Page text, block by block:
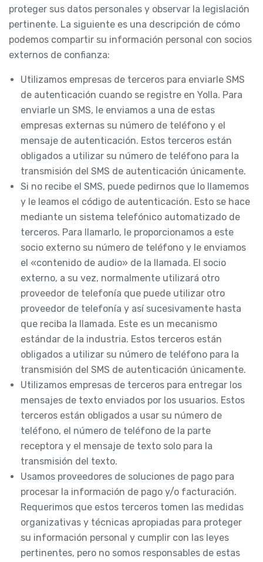
proteger sus datos personales y observar la legislación
pertinente. La siguiente es una descripción de cómo
podemos compartir su información personal con socios
externos de confianza:
Utilizamos empresas de terceros para enviarle SMS
de autenticación cuando se registre en Yolla. Para
enviarle un SMS, le enviamos a una de estas
empresas externas su número de teléfono y el
mensaje de autenticación. Estos terceros están
obligados a utilizar su número de teléfono para la
transmisión del SMS de autenticación únicamente.
Si no recibe el SMS, puede pedirnos que lo llamemos
y le leamos el código de autenticación. Esto se hace
mediante un sistema telefónico automatizado de
terceros. Para llamarlo, le proporcionamos a este
socio externo su número de teléfono y le enviamos
el «contenido de audio» de la llamada. El socio
externo, a su vez, normalmente utilizará otro
proveedor de telefonía que puede utilizar otro
proveedor de telefonía y así sucesivamente hasta
que reciba la llamada. Este es un mecanismo
estándar de la industria. Estos terceros están
obligados a utilizar su número de teléfono para la
transmisión del SMS de autenticación únicamente.
Utilizamos empresas de terceros para entregar los
mensajes de texto enviados por los usuarios. Estos
terceros están obligados a usar su número de
teléfono, el número de teléfono de la parte
receptora y el mensaje de texto solo para la
transmisión del texto.
Usamos proveedores de soluciones de pago para
procesar la información de pago y/o facturación.
Requerimos que estos terceros tomen las medidas
organizativas y técnicas apropiadas para proteger
su información personal y cumplir con las leyes
pertinentes, pero no somos responsables de estas